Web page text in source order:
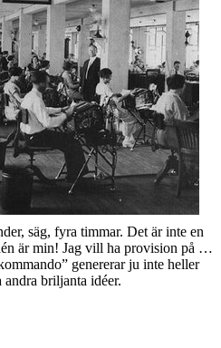
säg, fyra timmar. Det är inte en
är min! Jag vill ha provision på …
genererar ju inte heller
briljanta idéer.